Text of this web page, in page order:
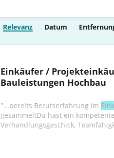
Relevanz Datum
Einkäufer /
Bauleistungen Hochbau
"...bereits Berufserfahrung im
gesammeltDu hast ein
Verhandlungsgeschick,